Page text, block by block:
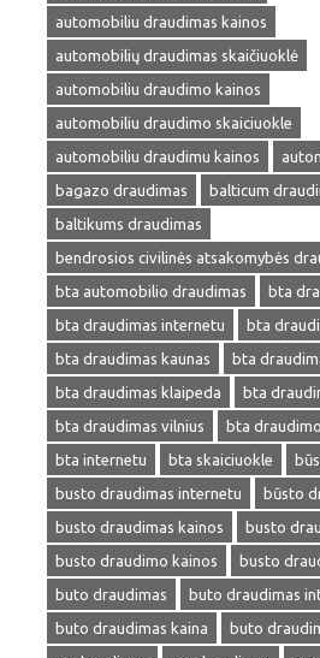
automobiliu draudimas kainos
automobilių draudimas skaičiuoklė
automobiliu draudimo kainos
automobiliu draudimo skaiciuokle
automobiliu draudimu kainos
bagazo draudimas
balticum
baltikums draudimas
bendrosios civilinės atsakomybės
bta automobilio draudimas
bta
bta draudimas internetu
bta
bta draudimas kaunas
bta
bta draudimas klaipeda
bta
bta draudimas vilnius
bta
bta internetu
bta skaiciuokle
busto draudimas internetu
būsto
busto draudimas kainos
busto
busto draudimo kainos
busto
buto draudimas
buto draudimas
buto draudimas kaina
buto